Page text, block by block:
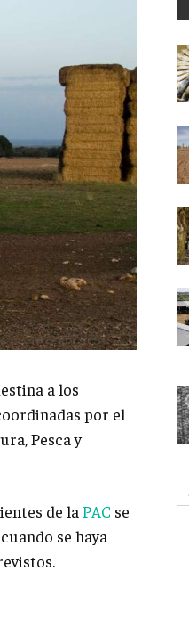
a los
por el
Pesca y
de la PAC se
se haya